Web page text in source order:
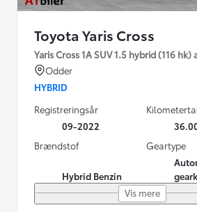
Toyota Yaris Cross
Yaris Cross 1A SUV 1.5 hybrid (116 hk)
Odder
HYBRID
Registreringsår
09-2022
Kilometertal
Brændstof
Hybrid Benzin
Geartype
Vis mere